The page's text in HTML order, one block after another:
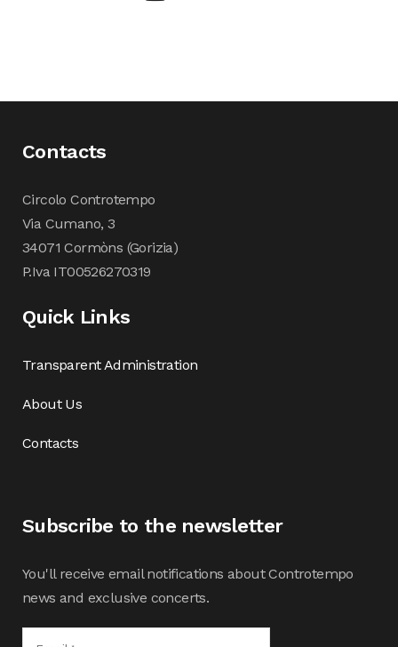
Contacts
Circolo Controtempo
Via Cumano, 3
34071 Cormòns (Gorizia)
P.Iva IT00526270319
Quick Links
Transparent Administration
About Us
Contacts
Subscribe to the newsletter
You'll receive email notifications about Controtempo
news and exclusive concerts.